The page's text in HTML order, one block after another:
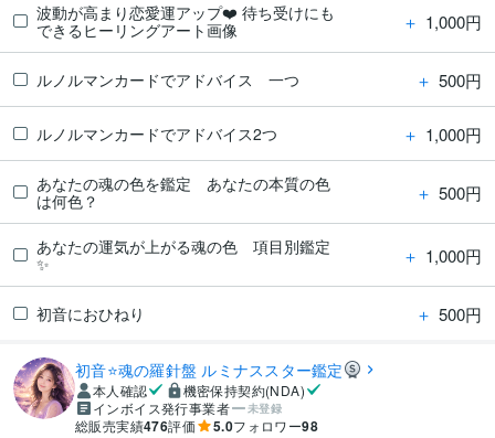
波動が高まり恋愛運アップ❤️ 待ち受けにも
できるヒーリングアート画像
＋ 1,000円
ルノルマンカードでアドバイス 一つ ＋ 500円
ルノルマンカードでアドバイス2つ ＋ 1,000円
あなたの魂の色を鑑定 あなたの本質の色
は何色？
＋ 500円
あなたの運気が上がる魂の色 項目別鑑定
✨
＋ 1,000円
初音におひねり ＋ 500円
初音⭐️魂の羅針盤 ルミナススター鑑定
本人確認
機密保持契約(NDA)
インボイス発行事業者
未登録
総販売実績476評価 5.0フォロワー98